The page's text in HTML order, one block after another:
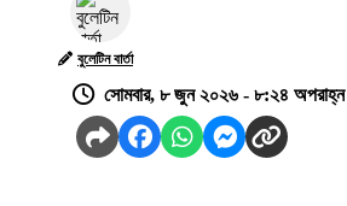
বুলেটিন বার্তা
সোমবার, ৮ জুন ২০২৬ - ৮:২৪ অপরাহ্ন